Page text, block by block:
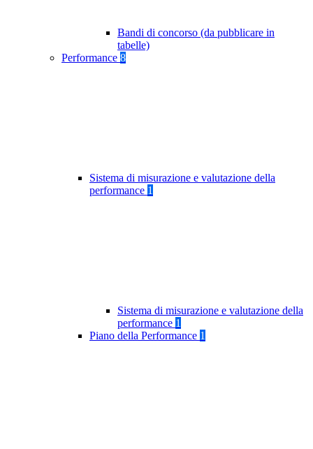
Bandi di concorso (da pubblicare in
tabelle)
Performance 8
Sistema di misurazione e valutazione della
performance 1
Sistema di misurazione e valutazione della
performance 1
Piano della Performance 1